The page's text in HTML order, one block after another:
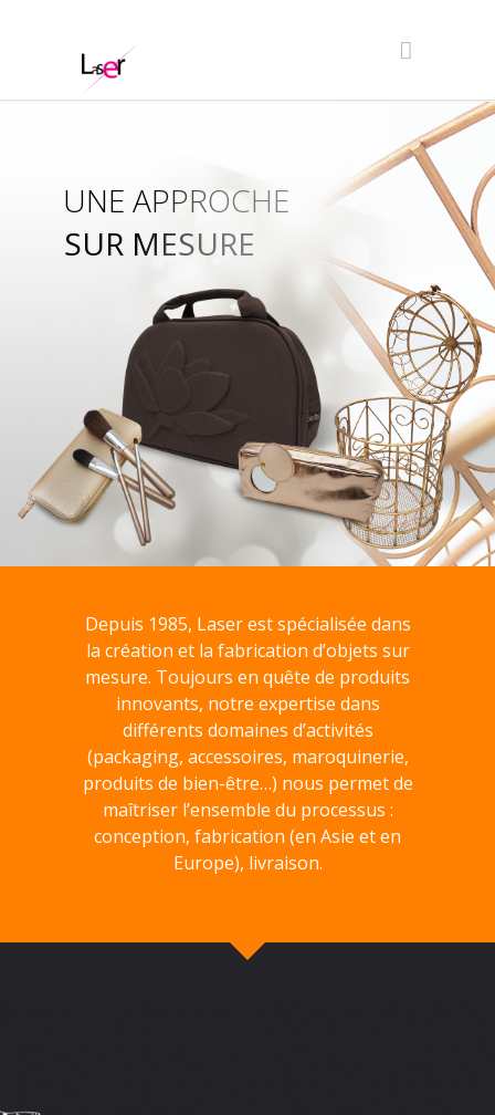
SUR MESURE
UNE APPROCHE
Depuis 1985, Laser est spécialisée dans
la création et la fabrication d’objets sur
mesure. Toujours en quête de produits
innovants, notre expertise dans
différents domaines d’activités
(packaging, accessoires, maroquinerie,
produits de bien-être…) nous permet de
maîtriser l’ensemble du processus :
conception, fabrication (en Asie et en
Europe), livraison.